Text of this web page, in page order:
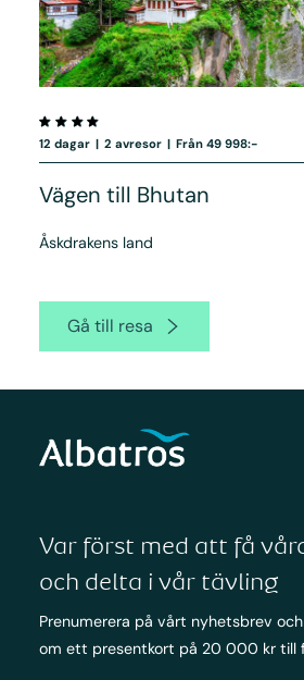
12 dagar | 2 avresor | Från 49 998:-
Vägen till Bhutan
Åskdrakens land
Gå till resa
Var först med att få
och delta i vår tävling
Prenumerera på vårt nyhetsbrev
om ett presentkort på 20 000 kr till